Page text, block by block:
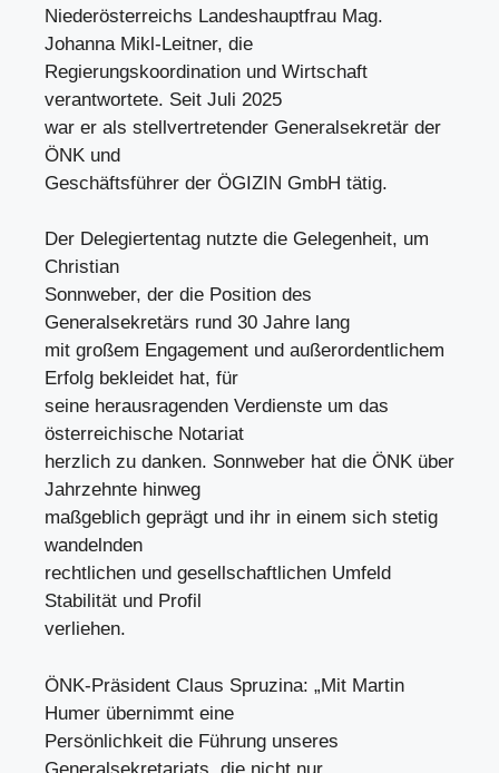
Niederösterreichs Landeshauptfrau Mag.
Johanna Mikl-Leitner, die
Regierungskoordination und Wirtschaft
verantwortete. Seit Juli 2025
war er als stellvertretender Generalsekretär der
ÖNK und
Geschäftsführer der ÖGIZIN GmbH tätig.
Der Delegiertentag nutzte die Gelegenheit, um
Christian
Sonnweber, der die Position des
Generalsekretärs rund 30 Jahre lang
mit großem Engagement und außerordentlichem
Erfolg bekleidet hat, für
seine herausragenden Verdienste um das
österreichische Notariat
herzlich zu danken. Sonnweber hat die ÖNK über
Jahrzehnte hinweg
maßgeblich geprägt und ihr in einem sich stetig
wandelnden
rechtlichen und gesellschaftlichen Umfeld
Stabilität und Profil
verliehen.
ÖNK-Präsident Claus Spruzina: „Mit Martin
Humer übernimmt eine
Persönlichkeit die Führung unseres
Generalsekretariats, die nicht nur